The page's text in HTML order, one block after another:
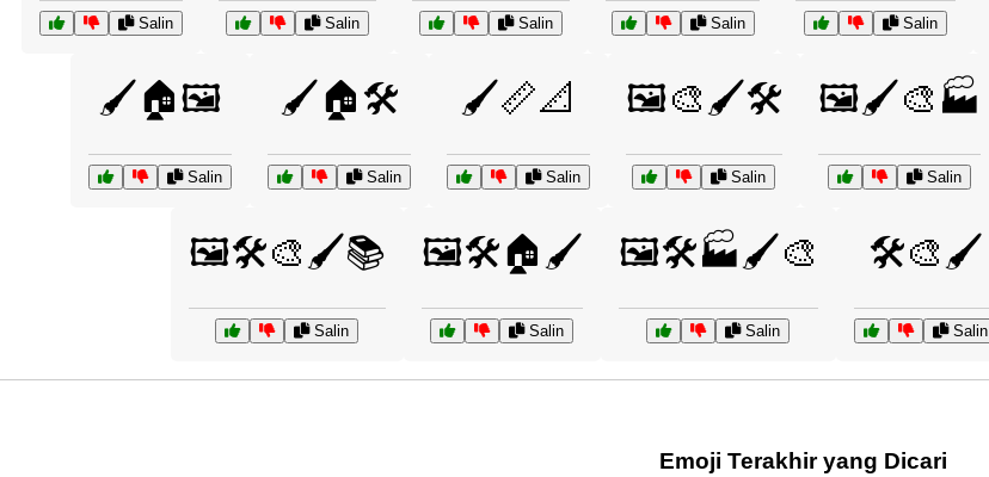
Salin Salin Salin Salin Salin
🖌️🏠🖼️
Salin
🖌️🏠🛠️
Salin
🖌️📏📐
Salin
🖼️🎨🖌️🛠️
Salin
🖼️🖌️🎨🏭
Salin
🖼️🛠️🎨🖌️📚
Salin
🖼️🛠️🏠🖌️
Salin
🖼️🛠️🏭🖌️🎨
Salin
🛠️🎨🖌️
Salin
Emoji Terakhir yang Dicari